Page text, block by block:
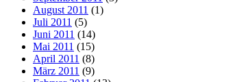
August 2011 (1)
Juli 2011 (5)
Juni 2011 (14)
Mai 2011 (15)
April 2011 (8)
März 2011 (9)